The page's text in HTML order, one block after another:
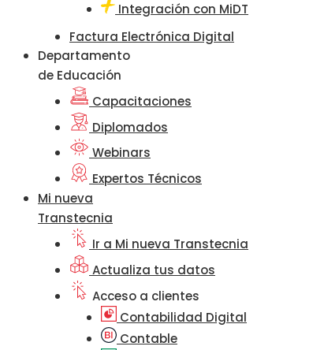
Integración con MiDT
Factura Electrónica Digital
Departamento
de Educación
Capacitaciones
Diplomados
Webinars
Expertos Técnicos
Mi nueva
Transtecnia
Ir a Mi nueva Transtecnia
Actualiza tus datos
Acceso a clientes
Contabilidad Digital
Contable